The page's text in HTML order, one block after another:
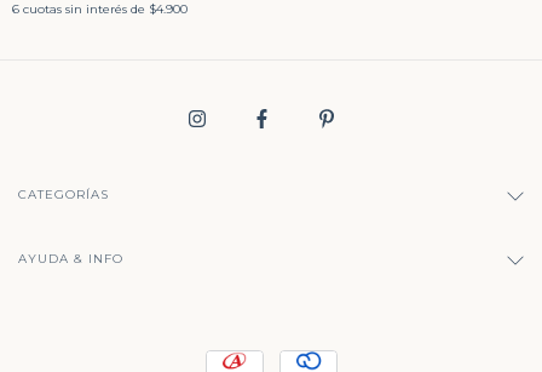
6 cuotas sin interés de $4.900
CATEGORÍAS
AYUDA & INFO